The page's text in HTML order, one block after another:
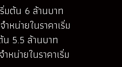
มต้น 6 ล้านบาท
หน่ายในราคาเริ่ม
น 5.5 ล้านบาท
น่ายในราคาเริ่ม